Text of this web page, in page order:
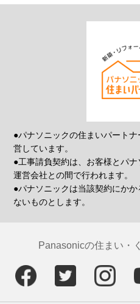
●パナソニックの住まいパート
営しています。
●工事請負契約は、お客様とパ
運営会社との間で行われます。
●パナソニックは当該契約にか
ないものとします。
Panasonicの住まい・